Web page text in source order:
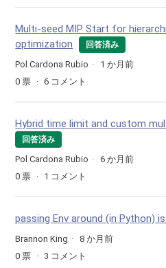
Multi-seed MIP Start for
optimization
回答済み
Pol Cardona Rubio
1 か月前
0 票 6 コメント
Hybrid time limit and custom
回答済み
Pol Cardona Rubio
6 か月前
0 票 1 コメント
passing Env around (in Python)
Brannon King
8 か月前
0 票 3 コメント